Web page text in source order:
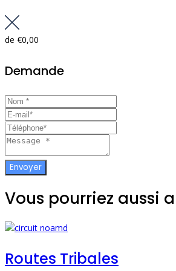
de €0,00
Demande
Vous pourriez aussi
Routes Tribales